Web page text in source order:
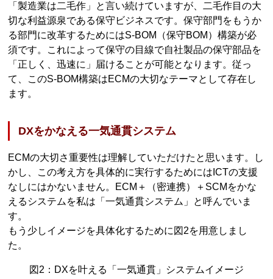
「製造業は二毛作」と言い続けていますが、二毛作目の大
切な利益源泉である保守ビジネスです。保守部門をもうか
る部門に改革するためにはS-BOM（保守BOM）構築が必
須です。これによって保守の目線で自社製品の保守部品を
「正しく、迅速に」届けることが可能となります。従っ
て、このS-BOM構築はECMの大切なテーマとして存在し
ます。
DXをかなえる一気通貫システム
ECMの大切さ重要性は理解していただけたと思います。し
かし、この考え方を具体的に実行するためにはICTの支援
なしにはかないません。ECM＋（密連携）＋SCMをかな
えるシステムを私は「一気通貫システム」と呼んでいま
す。
もう少しイメージを具体化するために図2を用意しまし
た。
図2：DXを叶える「一気通貫」システムイメージ